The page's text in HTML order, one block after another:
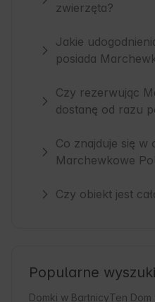
zwierzęta?
Jakie
posiada
Czy rezerwując
dostanę od razu
Co znajduje się w
Marchewkowe
Czy obiekt jest
Popularne
Domki w BartnicyTen